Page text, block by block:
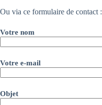
Ou via ce formulaire de contact :
Votre nom
Votre e-mail
Objet